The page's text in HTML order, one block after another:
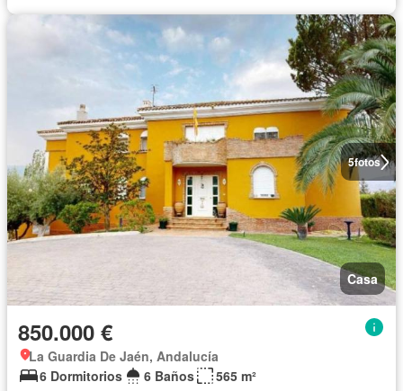
5fotos
Casa
850.000 €
La Guardia De Jaén, Andalucía
6 Dormitorios
6 Baños 565 m²